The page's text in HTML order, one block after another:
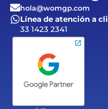
hola@womgp.com
Línea de atención a
33 1423 2341